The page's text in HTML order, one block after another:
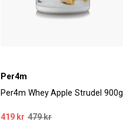
Per4m
Per4m Whey Apple Strudel 900g
419 kr 479 kr